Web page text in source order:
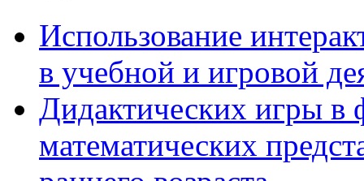
Использование
в учебной и игровой
Дидактических игры в
математических